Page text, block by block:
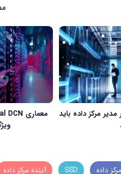
مدیر مرکز داده باید
مرکز داده SSD آینده مرکز داده